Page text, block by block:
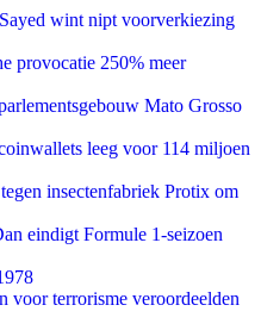
wint nipt voorverkiezing
provocatie 250% meer
Mato Grosso
leeg voor 114 miljoen
insectenfabriek Protix om
eindigt Formule 1-seizoen
voor terrorisme veroordeelden